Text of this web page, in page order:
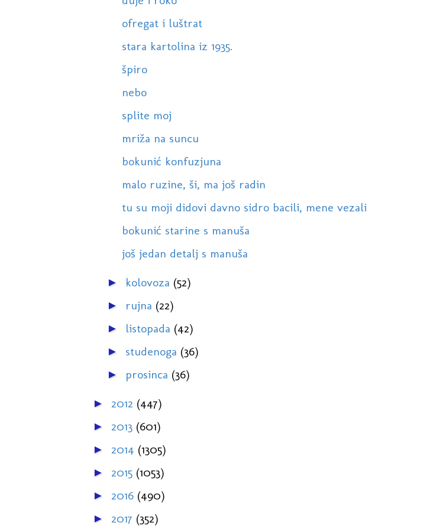
ofregat i luštrat
stara kartolina iz 1935.
špiro
nebo
splite moj
mriža na suncu
bokunić konfuzjuna
malo ruzine, ši, ma još radin
tu su moji didovi davno sidro bacili, mene vezali
bokunić starine s manuša
još jedan detalj s manuša
► kolovoza (52)
► rujna (22)
► listopada (42)
► studenoga (36)
► prosinca (36)
► 2012 (447)
► 2013 (601)
► 2014 (1305)
► 2015 (1053)
► 2016 (490)
► 2017 (352)